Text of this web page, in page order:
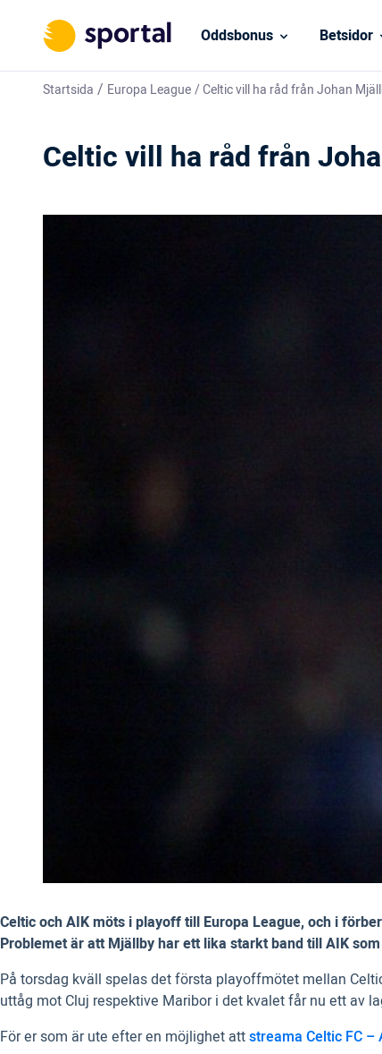
Oddsbonus Betsidor
Startsida / Europa League/Celtic vill ha råd från Johan
Celtic vill ha råd från
Celtic och AIK möts i playoff till Europa League, och i
Problemet är att Mjällby har ett lika starkt band till AIK
På torsdag kväll spelas det första playoffmötet mellan
uttåg mot Cluj respektive Maribor i det kvalet får nu ett av
För er som är ute efter en möjlighet attstreama Celtic FC –